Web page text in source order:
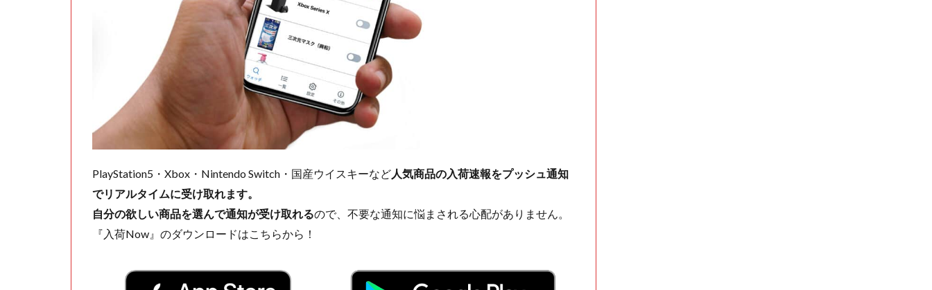
PlayStation5・Xbox・Nintendo Switch・国産ウイスキーなど人気商品の入荷速報をプッシュ通知
でリアルタイムに受け取れます。
自分の欲しい商品を選んで通知が受け取れるので、不要な通知に悩まされる心配がありません。
『入荷Now』のダウンロードはこちらから！